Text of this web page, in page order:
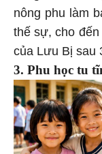
nông phu làm
thế sự, cho
của Lưu Bị sau
3. Phu học tu